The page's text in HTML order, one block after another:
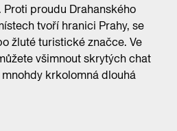
proudu Drahanského
tvoří hranici Prahy, se
žluté turistické značce. Ve
všimnout skrytých chat
krkolomná dlouhá